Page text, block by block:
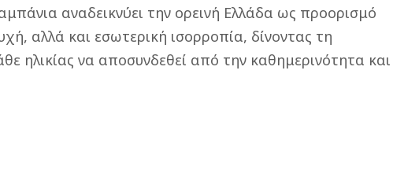
αναδεικνύει την ορεινή Ελλάδα ως προορισμό
αλλά και εσωτερική ισορροπία, δίνοντας τη
ηλικίας να αποσυνδεθεί από την καθημερινότητα και